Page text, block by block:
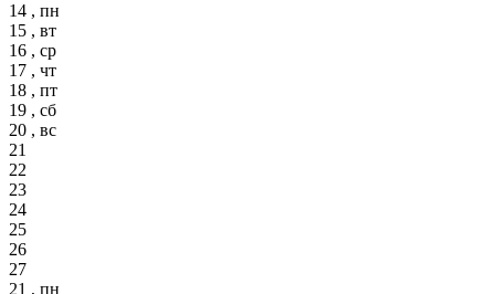
14 , пн
15 , вт
16 , ср
17 , чт
18 , пт
19 , сб
20 , вс
21
22
23
24
25
26
27
21 , пн